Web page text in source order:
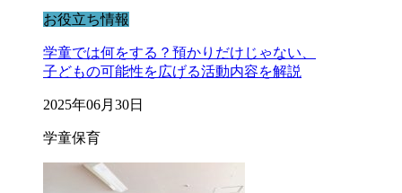
お役立ち情報
学童では何をする？預かりだけじゃない、
子どもの可能性を広げる活動内容を解説
2025年06月30日
学童保育